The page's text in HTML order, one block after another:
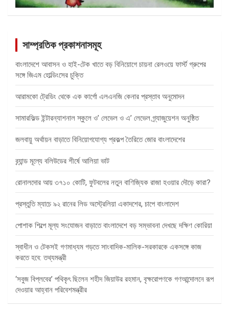
সাম্প্রতিক প্রকাশনাসমূহ
বাংলাদেশে আবাসন ও হাই-টেক খাতে বড় বিনিয়োগে চায়না রেলওয়ে ফার্স্ট গ্রুপের
সঙ্গে জিএম হোল্ডিংসের চুক্তি
আরামকো ট্রেডিং থেকে এক কার্গো এলএনজি কেনার প্রস্তাব অনুমোদন
সামারফিল্ড ইন্টারন্যাশনাল স্কুলে ও’ লেভেল ও এ’ লেভেল গ্র্যাজুয়েশন অনুষ্ঠিত
জলবায়ু অর্থায়ন বাড়াতে বিনিয়োগযোগ্য প্রকল্প তৈরিতে জোর বাংলাদেশের
ব্র্যান্ড মূল্যে বলিউডের শীর্ষে আলিয়া ভাট
রোনালদোর আয় ৩৭১০ কোটি, ফুটবলের নতুন বাণিজ্যিক রাজা হওয়ার দৌড়ে কারা?
প্রস্তুতি ম্যাচে ৯২ রানের লিড অস্ট্রেলিয়া একাদশের, চাপে বাংলাদেশ
পোশাক শিল্পে মূল্য সংযোজন বাড়াতে বাংলাদেশে বড় সম্ভাবনা দেখছে দক্ষিণ কোরিয়া
স্বাধীন ও টেকসই গণমাধ্যম গড়তে সাংবাদিক-মালিক-সরকারকে একসঙ্গে কাজ
করতে হবে: তথ্যমন্ত্রী
‘সবুজ বিপ্লবের’ পথিকৃৎ ছিলেন শহীদ জিয়াউর রহমান, বৃক্ষরোপণকে গণআন্দোলনে রূপ
দেওয়ার আহ্বান পরিবেশমন্ত্রীর